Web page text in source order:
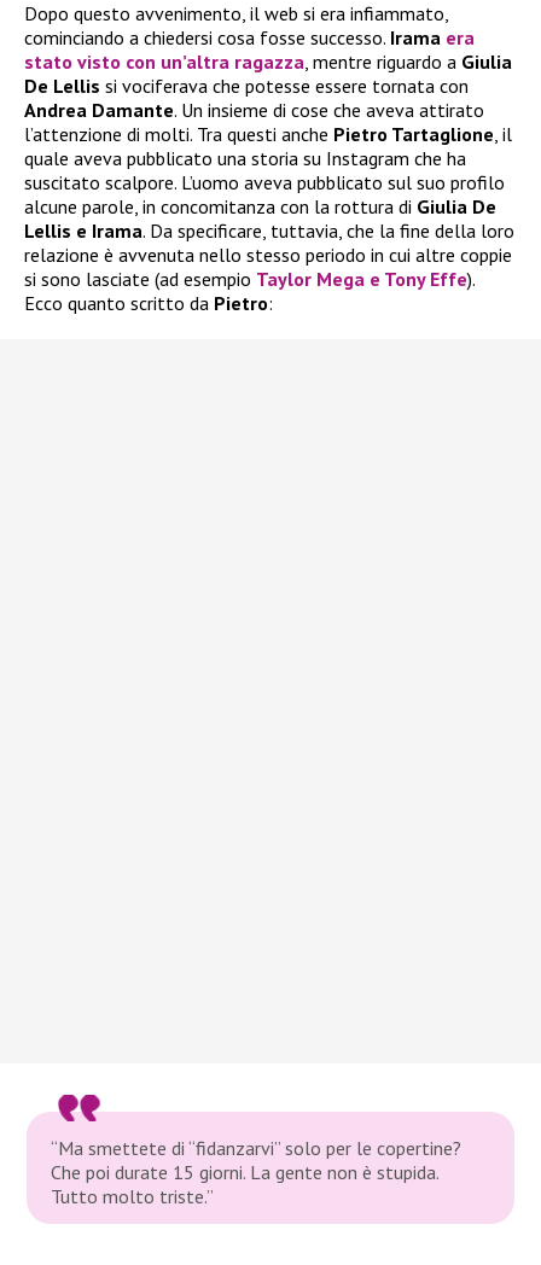
Dopo questo avvenimento, il web si era infiammato,
cominciando a chiedersi cosa fosse successo. Irama era
stato visto con un’altra ragazza, mentre riguardo a Giulia
De Lellis si vociferava che potesse essere tornata con
Andrea Damante. Un insieme di cose che aveva attirato
l’attenzione di molti. Tra questi anche Pietro Tartaglione, il
quale aveva pubblicato una storia su Instagram che ha
suscitato scalpore. L’uomo aveva pubblicato sul suo profilo
alcune parole, in concomitanza con la rottura di Giulia De
Lellis e Irama. Da specificare, tuttavia, che la fine della loro
relazione è avvenuta nello stesso periodo in cui altre coppie
si sono lasciate (ad esempio Taylor Mega e Tony Effe).
Ecco quanto scritto da Pietro:
“Ma smettete di “fidanzarvi” solo per le copertine?
Che poi durate 15 giorni. La gente non è stupida.
Tutto molto triste.”